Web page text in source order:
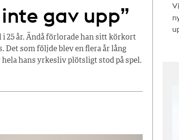
gav upp”
25 år. Ändå förlorade han sitt körkort
Det som följde blev en flera år lång
hans yrkesliv plötsligt stod på spel.